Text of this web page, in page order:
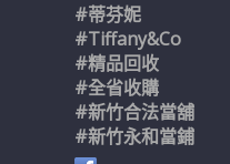
#蒂芬妮
#Tiffany&Co
#精品回收
#全省收購
#新竹合法當舖
#新竹永和當鋪